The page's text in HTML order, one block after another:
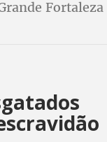
Fortaleza